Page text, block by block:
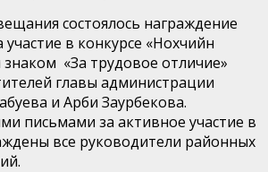
состоялось награждение
участие в конкурсе «Нохчийн
«За трудовое отличие»
главы администрации
и Арби Заурбекова.
письмами за активное участие в
все руководители районных